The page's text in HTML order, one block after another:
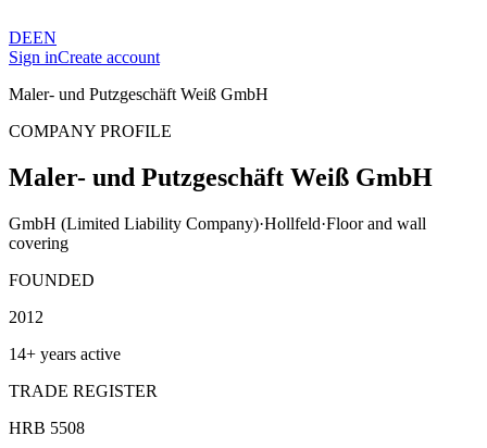
DEEN
Sign inCreate account
Maler- und Putzgeschäft Weiß GmbH
COMPANY PROFILE
Maler- und Putzgeschäft Weiß GmbH
GmbH (Limited Liability Company)·Hollfeld·Floor and wall
covering
FOUNDED
2012
14+ years active
TRADE REGISTER
HRB 5508